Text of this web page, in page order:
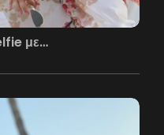
με…